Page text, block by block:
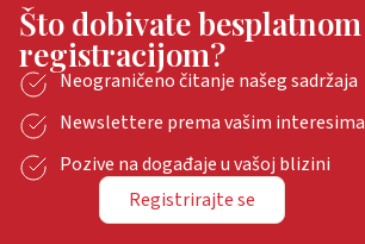
Što dobivate besplatnom
registracijom?
Neograničeno čitanje našeg sadržaja
Newslettere prema vašim interesima
Pozive na događaje u vašoj blizini
Registrirajte se